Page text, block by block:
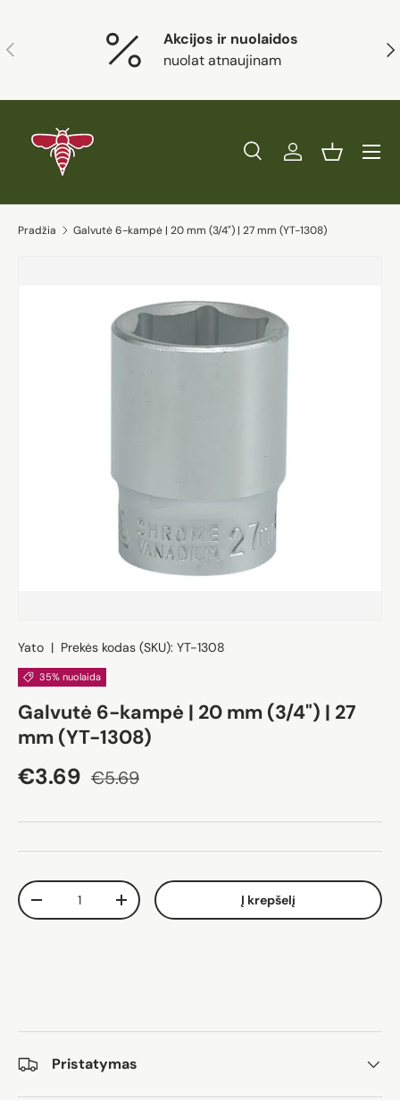
Ankstesnis
Akcijos ir nuolaidos
nuolat atnaujinam
Ieškoti
Prekės tipas
PaieškaPrisijungtiKrepšelis
Pradžia Galvutė 6-kampė | 20 mm (3/4") | 27 mm (YT-1308)
Yato | Prekės kodas (SKU): YT-1308
35% nuolaida
Galvutė 6-kampė | 20 mm (3/4") | 27
mm (YT-1308)
Akcijos kaina
€3.69 Įprasta kaina
€5.69
Kiekis
Sumažinti kiekįPadidinti kiekį Į krepšelį
Pristatymas